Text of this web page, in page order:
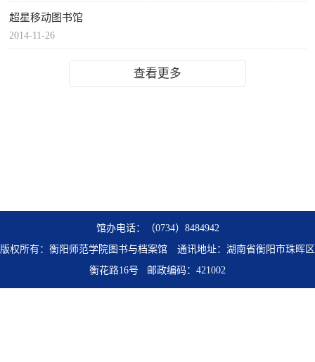
超星移动图书馆
2014-11-26
查看更多
馆办电话：（0734）8484942
版权所有：衡阳师范学院图书与档案馆 通讯地址：湖南省衡阳市珠晖区
衡花路16号
邮政编码：421002